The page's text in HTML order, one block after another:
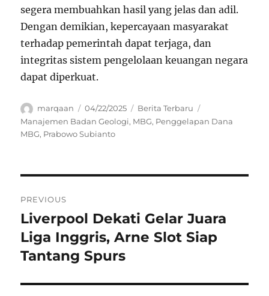
segera membuahkan hasil yang jelas dan adil.
Dengan demikian, kepercayaan masyarakat
terhadap pemerintah dapat terjaga, dan
integritas sistem pengelolaan keuangan negara
dapat diperkuat.
Author
marqaan
Posted
on
04/22/2025 Categories
Berita Terbaru
Manajemen Badan Geologi, MBG, Penggelapan Dana
MBG, Prabowo Subianto
pos
PREVIOUS
Previous
post:
Liverpool Dekati Gelar Juara
Liga Inggris, Arne Slot Siap
Tantang Spurs